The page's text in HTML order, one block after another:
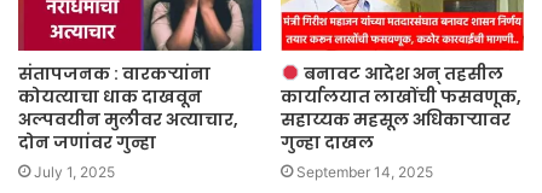
संतापजनक : वारकऱ्यांना
कोयत्याचा धाक दाखवून
अल्पवयीन मुलीवर अत्याचार,
दोन जणांवर गुन्हा
July 1, 2025
बनावट आदेश अन् तहसील
कार्यालयात लाखोंची फसवणूक,
सहाय्यक महसूल अधिकाऱ्यावर
गुन्हा दाखल
September 14, 2025